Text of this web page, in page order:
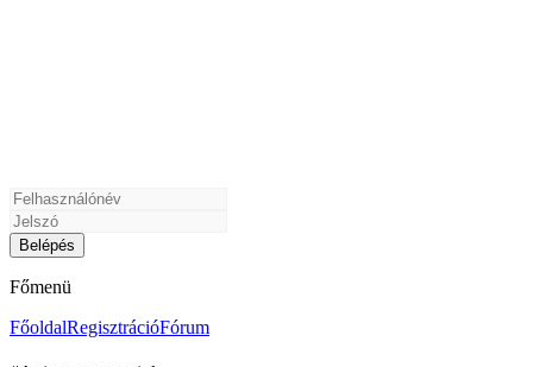
Főmenü
FőoldalRegisztrációFórum